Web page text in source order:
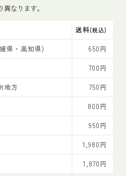
なります。
送料(税込)
県・高知県)
650円
700円
地方
750円
800円
950円
1,980円
1,870円